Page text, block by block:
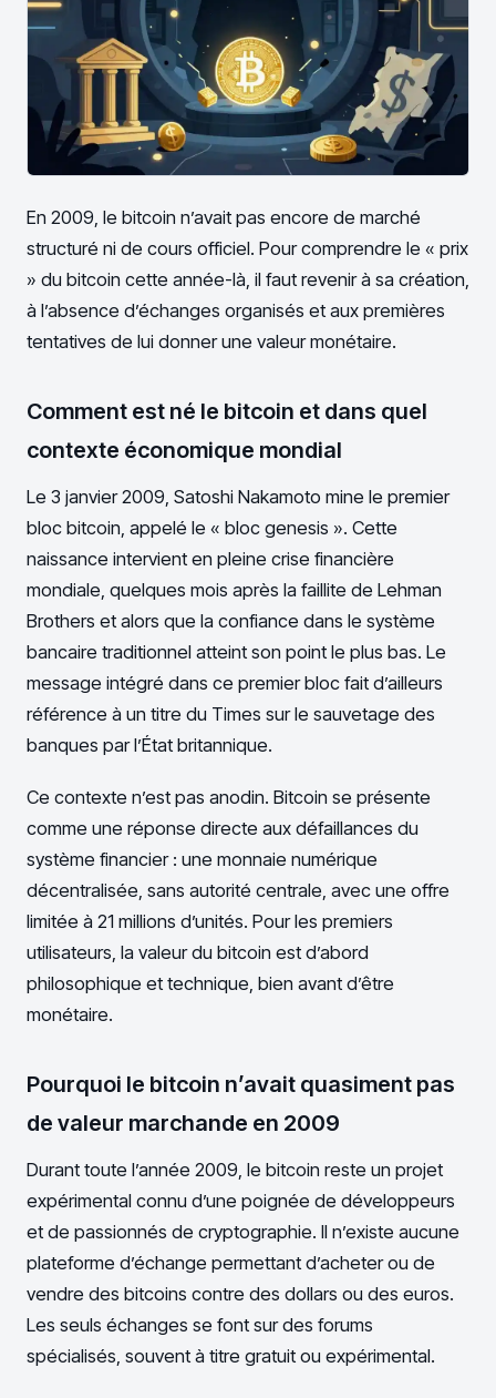
En 2009, le bitcoin n’avait pas encore de marché
structuré ni de cours officiel. Pour comprendre le « prix
» du bitcoin cette année-là, il faut revenir à sa création,
à l’absence d’échanges organisés et aux premières
tentatives de lui donner une valeur monétaire.
Comment est né le bitcoin et dans quel
contexte économique mondial
Le 3 janvier 2009, Satoshi Nakamoto mine le premier
bloc bitcoin, appelé le « bloc genesis ». Cette
naissance intervient en pleine crise financière
mondiale, quelques mois après la faillite de Lehman
Brothers et alors que la confiance dans le système
bancaire traditionnel atteint son point le plus bas. Le
message intégré dans ce premier bloc fait d’ailleurs
référence à un titre du Times sur le sauvetage des
banques par l’État britannique.
Ce contexte n’est pas anodin. Bitcoin se présente
comme une réponse directe aux défaillances du
système financier : une monnaie numérique
décentralisée, sans autorité centrale, avec une offre
limitée à 21 millions d’unités. Pour les premiers
utilisateurs, la valeur du bitcoin est d’abord
philosophique et technique, bien avant d’être
monétaire.
Pourquoi le bitcoin n’avait quasiment pas
de valeur marchande en 2009
Durant toute l’année 2009, le bitcoin reste un projet
expérimental connu d’une poignée de développeurs
et de passionnés de cryptographie. Il n’existe aucune
plateforme d’échange permettant d’acheter ou de
vendre des bitcoins contre des dollars ou des euros.
Les seuls échanges se font sur des forums
spécialisés, souvent à titre gratuit ou expérimental.